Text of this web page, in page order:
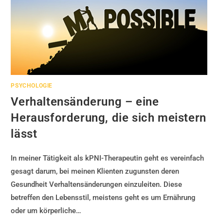
PSYCHOLOGIE
Verhaltensänderung – eine
Herausforderung, die sich meistern
lässt
In meiner Tätigkeit als kPNI-Therapeutin geht es vereinfach
gesagt darum, bei meinen Klienten zugunsten deren
Gesundheit Verhaltensänderungen einzuleiten. Diese
betreffen den Lebensstil, meistens geht es um Ernährung
oder um körperliche…